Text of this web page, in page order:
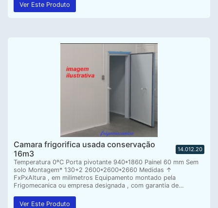
Ver Este Produto
Camara frigorifica usada conservação
16m3
14.012.20
Temperatura 0ºC Porta pivotante 940*1860 Painel 60 mm Sem
solo Montagem* 130+2 2600*2600*2660 Medidas ↑
FxPxAltura , em milimetros Equipamento montado pela
Frigomecanica ou empresa designada , com garantia de…
Ver Este Produto